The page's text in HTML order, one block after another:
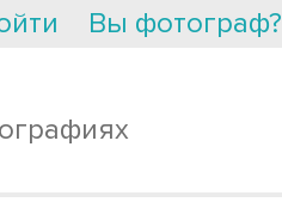
Вы фотограф?